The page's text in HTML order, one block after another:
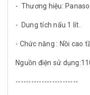
- Thương hiệu:
- Dung tích nấu 1 lít.
- Chức năng : Nồi cao
Nguồn điện sử
------------------------